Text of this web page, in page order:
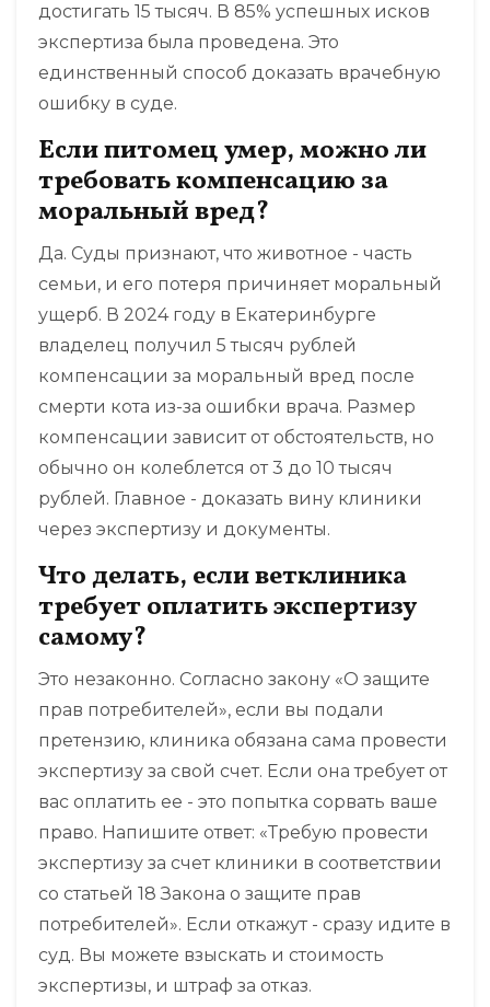
достигать 15 тысяч. В 85% успешных исков
экспертиза была проведена. Это
единственный способ доказать врачебную
ошибку в суде.
Если питомец умер, можно ли
требовать компенсацию за
моральный вред?
Да. Суды признают, что животное - часть
семьи, и его потеря причиняет моральный
ущерб. В 2024 году в Екатеринбурге
владелец получил 5 тысяч рублей
компенсации за моральный вред после
смерти кота из-за ошибки врача. Размер
компенсации зависит от обстоятельств, но
обычно он колеблется от 3 до 10 тысяч
рублей. Главное - доказать вину клиники
через экспертизу и документы.
Что делать, если ветклиника
требует оплатить экспертизу
самому?
Это незаконно. Согласно закону «О защите
прав потребителей», если вы подали
претензию, клиника обязана сама провести
экспертизу за свой счет. Если она требует от
вас оплатить ее - это попытка сорвать ваше
право. Напишите ответ: «Требую провести
экспертизу за счет клиники в соответствии
со статьей 18 Закона о защите прав
потребителей». Если откажут - сразу идите в
суд. Вы можете взыскать и стоимость
экспертизы, и штраф за отказ.